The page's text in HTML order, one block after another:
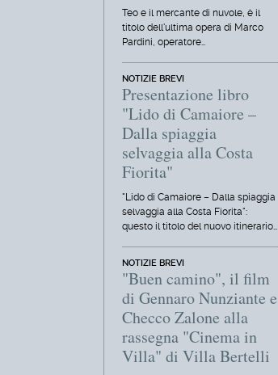
Teo e il mercante di nuvole, è il
titolo dell'ultima opera di Marco
Pardini, operatore…
NOTIZIE BREVI
Presentazione libro
"Lido di Camaiore –
Dalla spiaggia
selvaggia alla Costa
Fiorita"
"Lido di Camaiore – Dalla spiaggia
selvaggia alla Costa Fiorita":
questo il titolo del nuovo itinerario…
NOTIZIE BREVI
"Buen camino", il film
di Gennaro Nunziante e
Checco Zalone alla
rassegna "Cinema in
Villa" di Villa Bertelli